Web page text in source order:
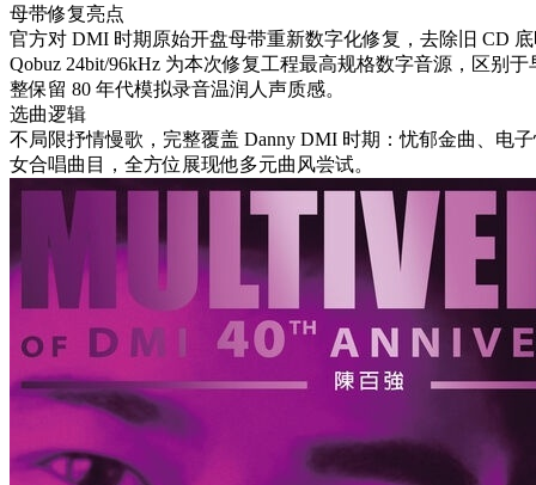
母带修复亮点
官方对 DMI 时期原始开盘母带重新数字化修复，去除旧 CD
Qobuz 24bit/96kHz 为本次修复工程最高规格数字音源，区别
整保留 80 年代模拟录音温润人声质感。
选曲逻辑
不局限抒情慢歌，完整覆盖 Danny DMI 时期：忧郁金曲、电
女合唱曲目，全方位展现他多元曲风尝试。